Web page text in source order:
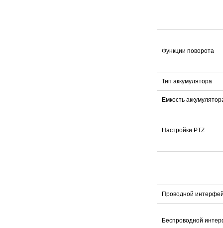
Функции поворота
Тип аккумулятора
Емкость
Настройки PTZ
Проводной
Беспроводной